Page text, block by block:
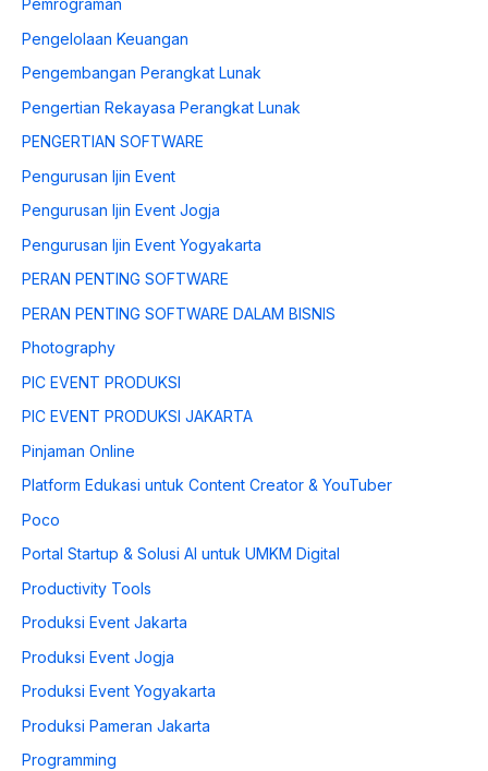
Pemrograman
Pengelolaan Keuangan
Pengembangan Perangkat Lunak
Pengertian Rekayasa Perangkat Lunak
PENGERTIAN SOFTWARE
Pengurusan Ijin Event
Pengurusan Ijin Event Jogja
Pengurusan Ijin Event Yogyakarta
PERAN PENTING SOFTWARE
PERAN PENTING SOFTWARE DALAM BISNIS
Photography
PIC EVENT PRODUKSI
PIC EVENT PRODUKSI JAKARTA
Pinjaman Online
Platform Edukasi untuk Content Creator & YouTuber
Poco
Portal Startup & Solusi AI untuk UMKM Digital
Productivity Tools
Produksi Event Jakarta
Produksi Event Jogja
Produksi Event Yogyakarta
Produksi Pameran Jakarta
Programming